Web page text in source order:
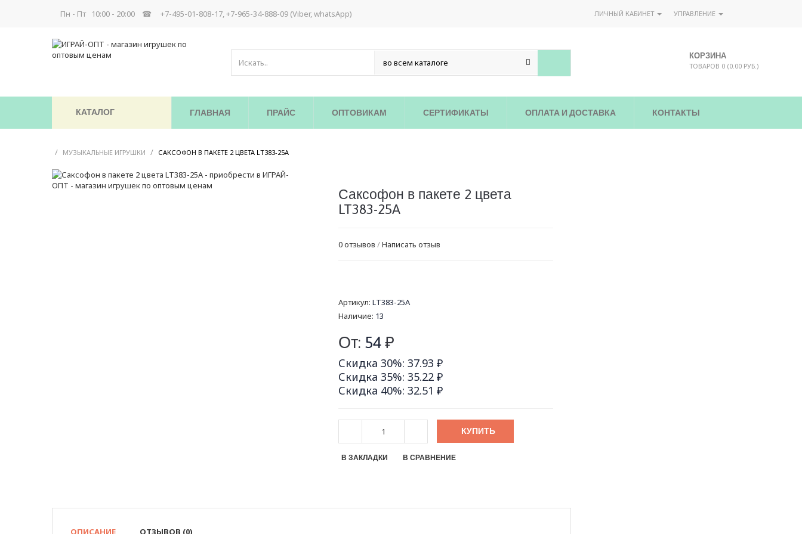
Пн - Пт 10:00 - 20:00 ☎ +7-495-01-808-17, +7-965-34-888-09 (Viber, whatsApp) ЛИЧНЫЙ КАБИНЕТ УПРАВЛЕНИЕ
КОРЗИНА
ТОВАРОВ 0 (0.00 РУБ.)
КАТАЛОГ ГЛАВНАЯ ПРАЙС ОПТОВИКАМ СЕРТИФИКАТЫ ОПЛАТА И ДОСТАВКА КОНТАКТЫ
/ МУЗЫКАЛЬНЫЕ ИГРУШКИ / САКСОФОН В ПАКЕТЕ 2 ЦВЕТА LT383-25A
Саксофон в пакете 2 цвета
LT383-25A
0 отзывов /Написать отзыв
Артикул: LT383-25A
Наличие: 13
От: 54₽
Скидка 30%: 37.93 ₽
Скидка 35%: 35.22 ₽
Скидка 40%: 32.51 ₽
КУПИТЬ
В ЗАКЛАДКИ В СРАВНЕНИЕ
ОПИСАНИЕ ОТЗЫВОВ (0)